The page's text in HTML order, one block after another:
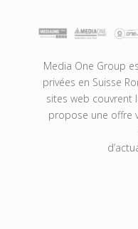
Media One Group
privées en Suisse
sites web couvrent
propose une offre